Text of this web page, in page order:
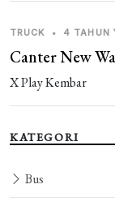
TRUCK • 4 TAHUN
Canter New
X Play Kembar
KATEGORI
Bus